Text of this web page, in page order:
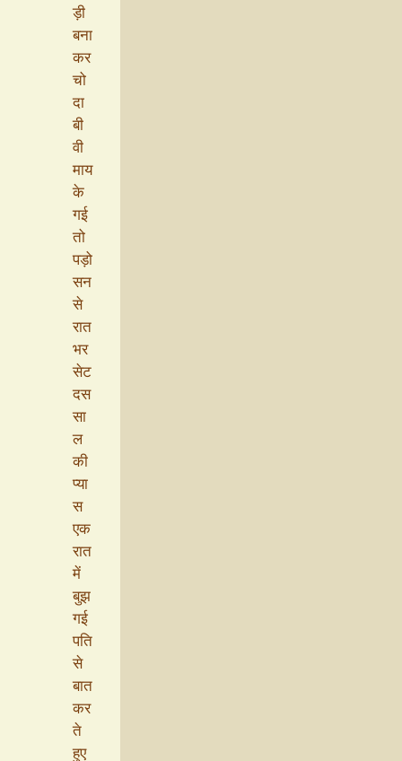
ड़ी
बना
कर
चो
दा
बी
वी
माय
के
गई
तो
पड़ो
सन
से
रात
भर
सेट
दस
सा
ल
की
प्या
स
एक
रात
में
बुझ
गई
पति
से
बात
कर
ते
हुए